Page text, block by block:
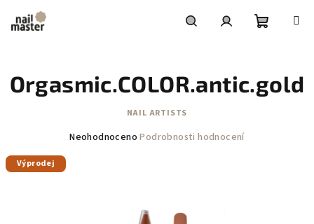
obsah
košík
Orgasmic.COLOR.antic.gold
NAIL ARTISTS
Průměrné
Neohodnoceno Podrobnosti hodnocení
Výprodej